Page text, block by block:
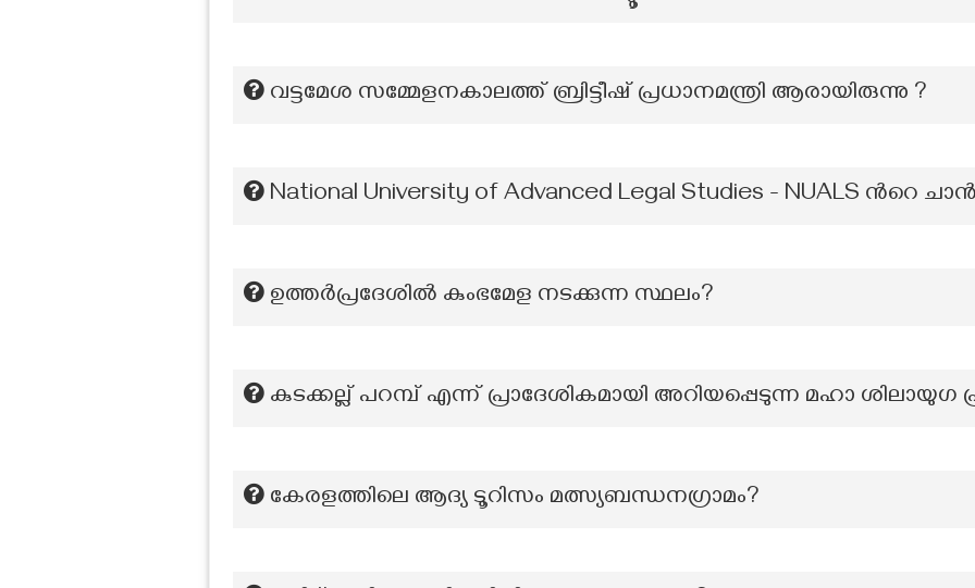
വട്ടമേശ സമ്മേളനകാലത്ത് ബ്രിട്ടീഷ് പ്രധാനമന്ത്രി ആരായിരുന്നു ?
National University of Advanced Legal Studies - NUALS ന്‍റെ
ഉത്തർപ്രദേശിൽ കുംഭമേള നടക്കുന്ന സ്ഥലം?
കുടക്കല്ല് പറമ്പ് എന്ന് പ്രാദേശികമായി അറിയപ്പെടുന്ന മഹാ ശിലായുഗ
കേരളത്തിലെ ആദ്യ ടൂറിസം മത്സ്യബന്ധനഗ്രാമം?